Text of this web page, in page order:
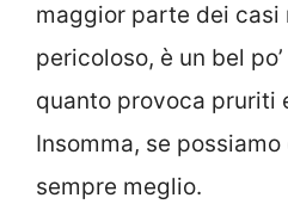
maggior parte dei casi
pericoloso, è un bel
quanto provoca pruriti
Insomma, se
sempre meglio.